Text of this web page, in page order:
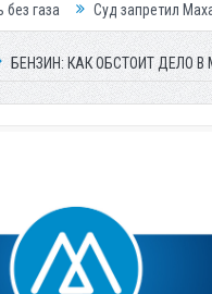
Суд запретил
БЕНЗИН: КАК ОБСТОИТ ДЕЛО